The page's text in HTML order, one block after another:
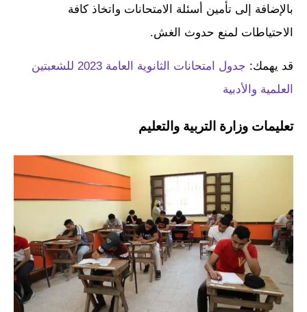
بالإضافة إلى تأمين أسئلة الامتحانات واتخاذ كافة
الاحتياطات لمنع حدوث الغش.
قد يهمك:
جدول امتحانات الثانوية العامة 2023 للشعبتين
العلمية والأدبية
تعليمات وزارة التربية والتعليم